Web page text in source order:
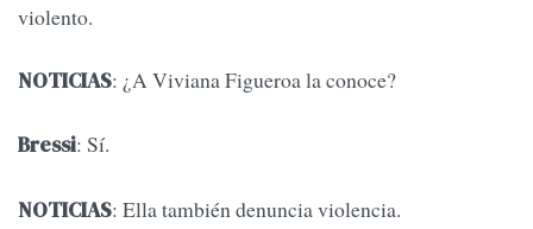
violento.
NOTICIAS: ¿A Viviana Figueroa la conoce?
Bressi: Sí.
NOTICIAS: Ella también denuncia violencia.